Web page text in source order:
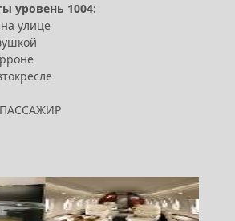
уровень 1004:
улице
ПАССАЖИР